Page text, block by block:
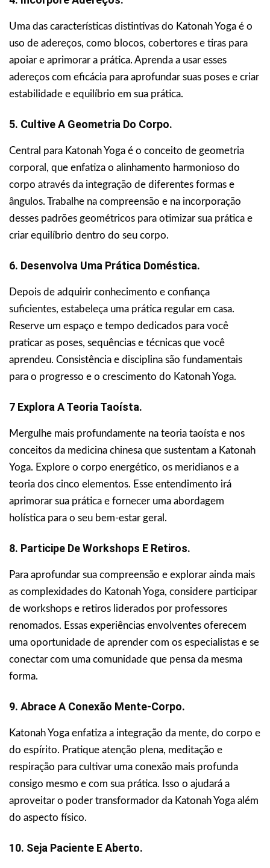
Uma das características distintivas do Katonah Yoga é o
uso de adereços, como blocos, cobertores e tiras para
apoiar e aprimorar a prática. Aprenda a usar esses
adereços com eficácia para aprofundar suas poses e criar
estabilidade e equilíbrio em sua prática.
5. Cultive A Geometria Do Corpo.
Central para Katonah Yoga é o conceito de geometria
corporal, que enfatiza o alinhamento harmonioso do
corpo através da integração de diferentes formas e
ângulos. Trabalhe na compreensão e na incorporação
desses padrões geométricos para otimizar sua prática e
criar equilíbrio dentro do seu corpo.
6. Desenvolva Uma Prática Doméstica.
Depois de adquirir conhecimento e confiança
suficientes, estabeleça uma prática regular em casa.
Reserve um espaço e tempo dedicados para você
praticar as poses, sequências e técnicas que você
aprendeu. Consistência e disciplina são fundamentais
para o progresso e o crescimento do Katonah Yoga.
7 Explora A Teoria Taoísta.
Mergulhe mais profundamente na teoria taoísta e nos
conceitos da medicina chinesa que sustentam a Katonah
Yoga. Explore o corpo energético, os meridianos e a
teoria dos cinco elementos. Esse entendimento irá
aprimorar sua prática e fornecer uma abordagem
holística para o seu bem-estar geral.
8. Participe De Workshops E Retiros.
Para aprofundar sua compreensão e explorar ainda mais
as complexidades do Katonah Yoga, considere participar
de workshops e retiros liderados por professores
renomados. Essas experiências envolventes oferecem
uma oportunidade de aprender com os especialistas e se
conectar com uma comunidade que pensa da mesma
forma.
9. Abrace A Conexão Mente-Corpo.
Katonah Yoga enfatiza a integração da mente, do corpo e
do espírito. Pratique atenção plena, meditação e
respiração para cultivar uma conexão mais profunda
consigo mesmo e com sua prática. Isso o ajudará a
aproveitar o poder transformador da Katonah Yoga além
do aspecto físico.
10. Seja Paciente E Aberto.